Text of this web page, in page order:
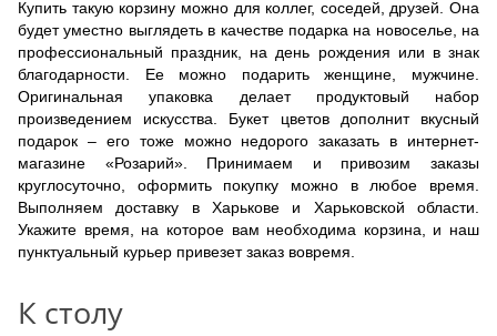
Купить такую корзину можно для коллег, соседей, друзей. Она
будет уместно выглядеть в качестве подарка на новоселье, на
профессиональный праздник, на день рождения или в знак
благодарности. Ее можно подарить женщине, мужчине.
Оригинальная упаковка делает продуктовый набор
произведением искусства. Букет цветов дополнит вкусный
подарок – его тоже можно недорого заказать в интернет-
магазине «Розарий». Принимаем и привозим заказы
круглосуточно, оформить покупку можно в любое время.
Выполняем доставку в Харькове и Харьковской области.
Укажите время, на которое вам необходима корзина, и наш
пунктуальный курьер привезет заказ вовремя.
К столу